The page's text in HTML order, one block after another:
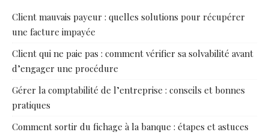
Client mauvais payeur : quelles solutions pour récupérer
une facture impayée
Client qui ne paie pas : comment vérifier sa solvabilité avant
d’engager une procédure
Gérer la comptabilité de l’entreprise : conseils et bonnes
pratiques
Comment sortir du fichage à la banque : étapes et astuces